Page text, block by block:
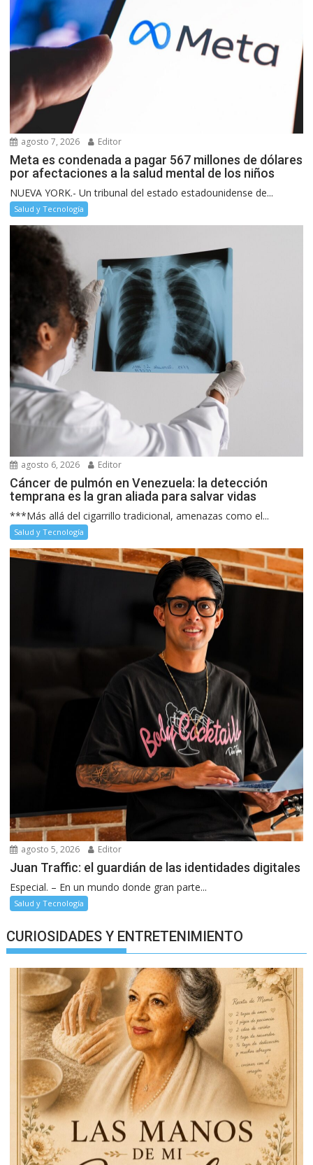
agosto 7, 2026 Editor
Meta es condenada a pagar 567 millones de dólares
por afectaciones a la salud mental de los niños
NUEVA YORK.- Un tribunal del estado estadounidense de...
Salud y Tecnología
agosto 6, 2026 Editor
Cáncer de pulmón en Venezuela: la detección
temprana es la gran aliada para salvar vidas
***Más allá del cigarrillo tradicional, amenazas como el...
Salud y Tecnología
agosto 5, 2026 Editor
Juan Traffic: el guardián de las identidades digitales
Especial. – En un mundo donde gran parte...
Salud y Tecnología
CURIOSIDADES Y ENTRETENIMIENTO